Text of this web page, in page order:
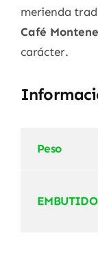
merienda
Café
carácter.
Peso